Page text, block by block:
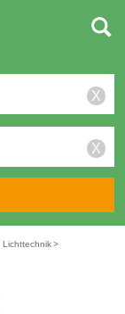
X
X
Lichttechnik>